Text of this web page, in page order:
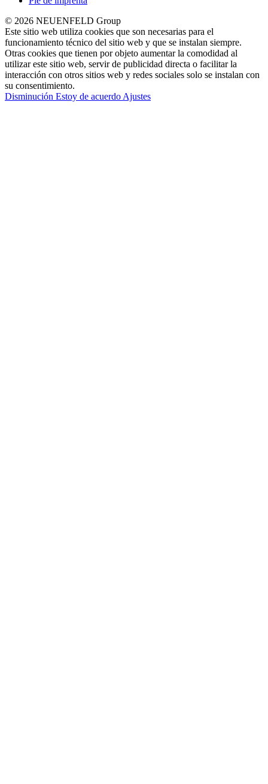
© 2026 NEUENFELD Group
Este sitio web utiliza cookies que son necesarias para el
funcionamiento técnico del sitio web y que se instalan siempre.
Otras cookies que tienen por objeto aumentar la comodidad al
utilizar este sitio web, servir de publicidad directa o facilitar la
interacción con otros sitios web y redes sociales solo se instalan con
su consentimiento.
Disminución Estoy de acuerdo Ajustes